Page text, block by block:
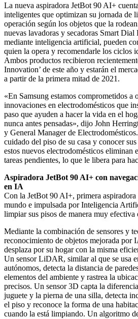
La nueva aspiradora JetBot 90 AI+
inteligentes que optimizan su jornada de
operación según los objetos que la
nuevas lavadoras y secadoras Smart
mediante inteligencia artificial, pueden
quien la opera y recomendarle los ciclos
Ambos productos recibieron
Innovation’ de este año y estarán el
a partir de la primera mitad de 2021.
«En Samsung estamos comprometidos a
innovaciones en electrodomésticos que
paso que ayuden a hacer la vida en el
nunca antes pensadas», dijo John
y General Manager de
cuidado del piso de su casa y conocer
estos nuevos electrodomésticos eliminan
tareas pendientes, lo que le libera para
Aspiradora JetBot 90 AI+ con
en IA
Con la JetBot 90 AI+, primera
mundo e impulsada por Inteligencia
limpiar sus pisos de manera muy
Mediante la combinación de sensores y
reconocimiento de objetos mejorada por
desplaza por su hogar con la misma
Un sensor LiDAR, similar al que se usa
autónomos, detecta la distancia de
elementos del ambiente y rastrea la
precisos. Un sensor 3D capta la
juguete y la pierna de una silla, detecta
el piso y reconoce la forma de una
cuando la está limpiando. Un algoritmo